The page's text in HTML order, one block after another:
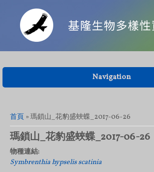
Navigation
您在這裡
首頁 » 瑪鎖山_花豹盛蛺蝶_2017-06-26
瑪鎖山_花豹盛蛺蝶_2017-06-26
物種連結:
Symbrenthia hypselis scatinia